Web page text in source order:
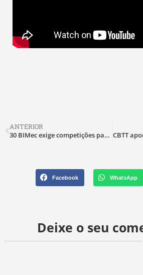
ANTERIOR
30 BIMec exige competições para acervo de caça
Facebook WhatsApp
Deixe o seu